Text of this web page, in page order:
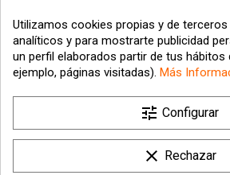
Utilizamos cookies propias y de terceros
analíticos y para mostrarte publicidad
un perfil elaborados partir de tus hábitos
ejemplo, páginas visitadas). Más
tune Configurar
clear Rechazar